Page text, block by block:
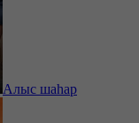
Алыс шаһар